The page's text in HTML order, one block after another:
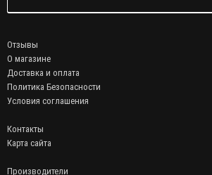
Отзывы
О магазине
Доставка и оплата
Политика Безопасности
Условия соглашения
Контакты
Карта сайта
Производители